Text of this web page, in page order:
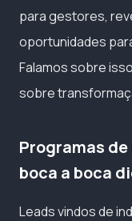
para gestores,
oportunidades
Falamos sobre
sobre
Programas
boca a boca
Leads vindos de